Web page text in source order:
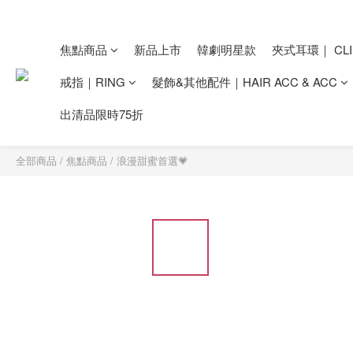
焦點商品 新品上市 韓劇明星款
夾式耳環｜
戒指｜RING
髮飾&其他配件｜HAIR ACC & ACC
出清品限時75折
全部商品 / 焦點商品 / 浪漫甜蜜首選💗